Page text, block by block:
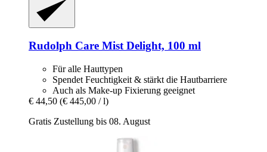
Rudolph Care Mist Delight, 100 ml
Für alle Hauttypen
Spendet Feuchtigkeit & stärkt die Hautbarriere
Auch als Make-up Fixierung geeignet
€ 44,50 (€ 445,00 / l)
Gratis Zustellung bis 08. August